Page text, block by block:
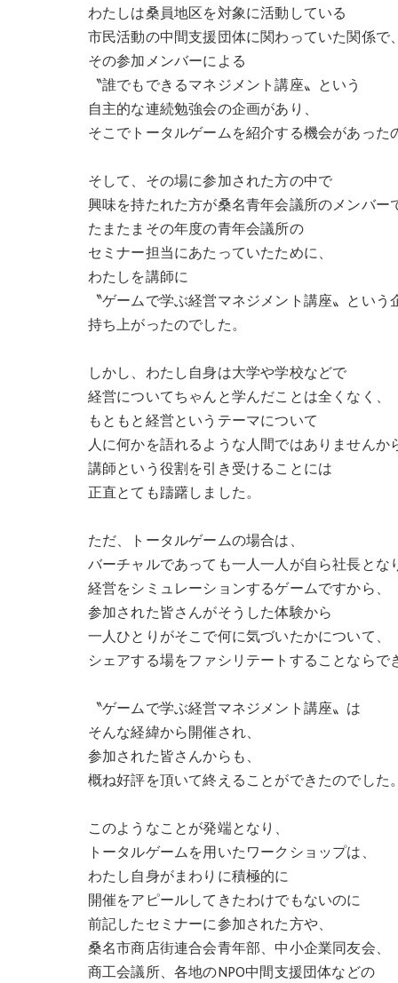
わたしは桑員地区を対象に活動している
市民活動の中間支援団体に関わっていた関係で、
その参加メンバーによる
〝誰でもできるマネジメント講座〟という
自主的な連続勉強会の企画があり、
そこでトータルゲームを紹介する機会があった
そして、その場に参加された方の中で
興味を持たれた方が桑名青年会議所のメンバー
たまたまその年度の青年会議所の
セミナー担当にあたっていたために、
わたしを講師に
〝ゲームで学ぶ経営マネジメント講座〟という
持ち上がったのでした。
しかし、わたし自身は大学や学校などで
経営についてちゃんと学んだことは全くなく、
もともと経営というテーマについて
人に何かを語れるような人間ではありませんか
講師という役割を引き受けることには
正直とても躊躇しました。
ただ、トータルゲームの場合は、
バーチャルであっても一人一人が自ら社長とな
経営をシミュレーションするゲームですから、
参加された皆さんがそうした体験から
一人ひとりがそこで何に気づいたかについて、
シェアする場をファシリテートすることならで
〝ゲームで学ぶ経営マネジメント講座〟は
そんな経緯から開催され、
参加された皆さんからも、
概ね好評を頂いて終えることができたのでした。
このようなことが発端となり、
トータルゲームを用いたワークショップは、
わたし自身がまわりに積極的に
開催をアピールしてきたわけでもないのに
前記したセミナーに参加された方や、
桑名市商店街連合会青年部、中小企業同友会、
商工会議所、各地のNPO中間支援団体などの